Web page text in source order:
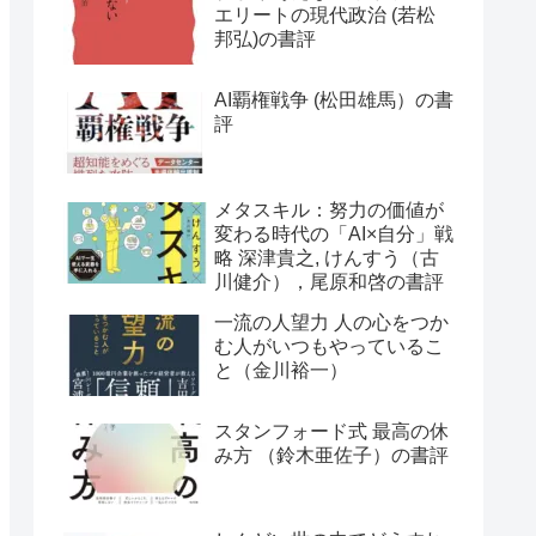
エリートの現代政治 (若松
邦弘)の書評
AI覇権戦争 (松田雄馬）の書
評
メタスキル：努力の価値が
変わる時代の「AI×自分」戦
略 深津貴之, けんすう（古
川健介），尾原和啓の書評
一流の人望力 人の心をつか
む人がいつもやっているこ
と（金川裕一）
スタンフォード式 最高の休
み方 （鈴木亜佐子）の書評